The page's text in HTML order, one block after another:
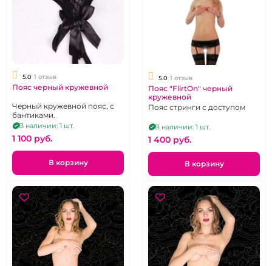
5.0 1 отзыв
Пояс черный кружевной
Черный кружевной пояс, с
бантиками.
В наличии: 1 шт.
1 100 pуб.
В корзину
5.0 1 отзыв
Пояс "FlirtOn" черный
кружевной
Пояс стринги с доступом
В наличии: 1 шт.
1 400 pуб.
В корзину